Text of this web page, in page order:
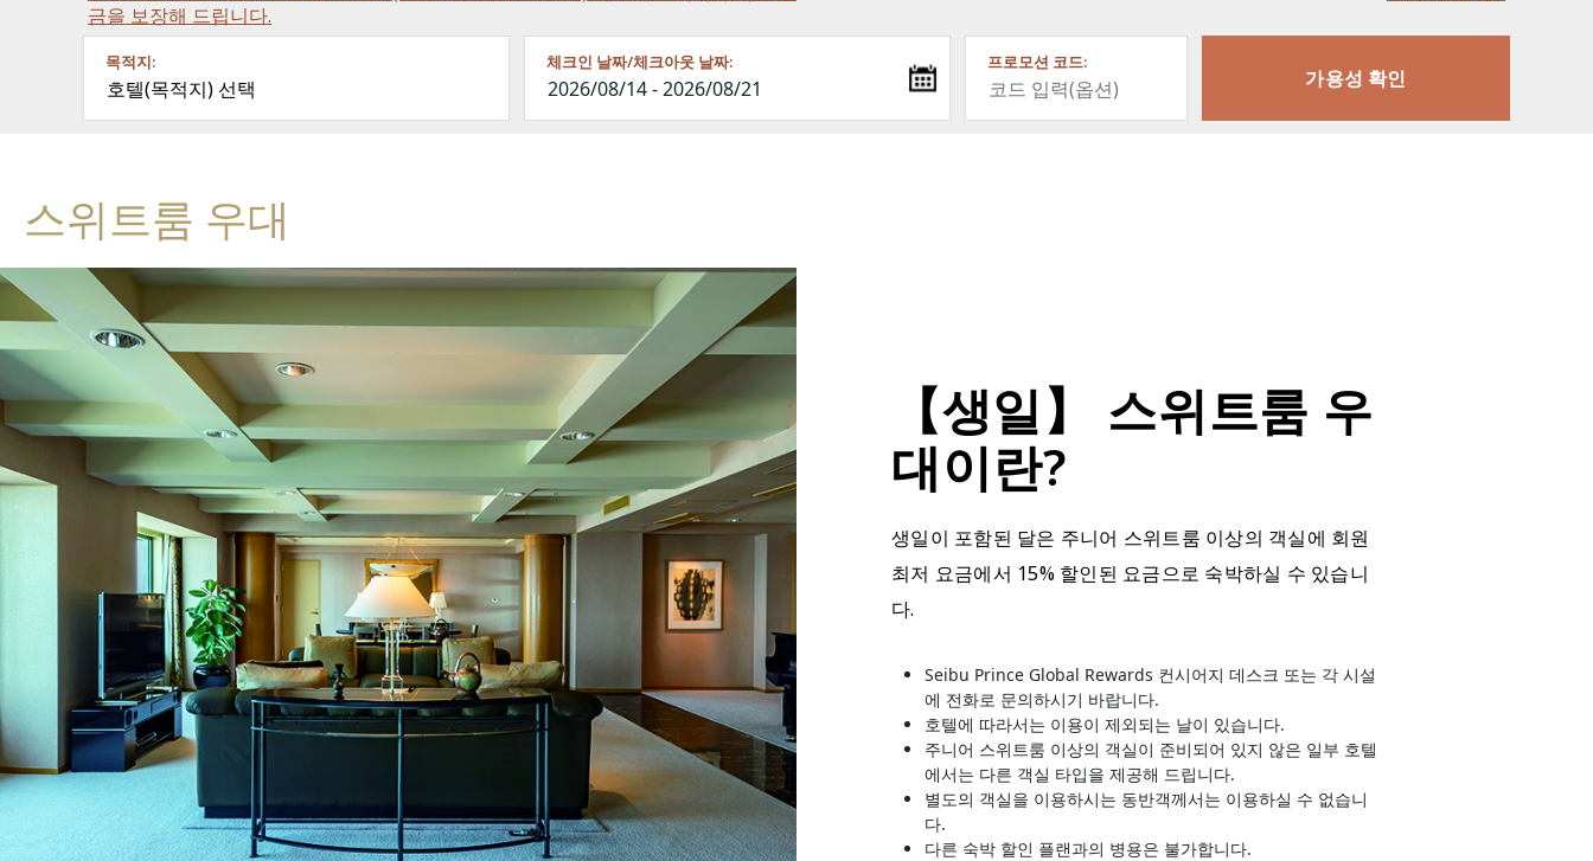
금을 보장해 드립니다.
목적지:
호텔(목적지) 선택
체크인 날짜/체크아웃 날짜: 프로모션 코드:
스위트룸 우대
【생일】 스위트룸 우
대이란?
생일이 포함된 달은 주니어 스위트룸 이상의 객실에 회원
최저 요금에서 15% 할인된 요금으로 숙박하실 수 있습니
다.
Seibu Prince Global Rewards 컨시어지 데스크 또는 각 시설
에 전화로 문의하시기 바랍니다.
호텔에 따라서는 이용이 제외되는 날이 있습니다.
주니어 스위트룸 이상의 객실이 준비되어 있지 않은 일부 호텔
에서는 다른 객실 타입을 제공해 드립니다.
별도의 객실을 이용하시는 동반객께서는 이용하실 수 없습니
다.
다른 숙박 할인 플랜과의 병용은 불가합니다.